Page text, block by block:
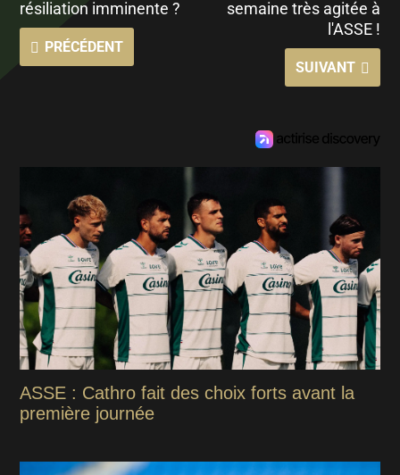
résiliation imminente ?
PRÉCÉDENT
semaine très agitée à
l'ASSE !
SUIVANT
ASSE : Cathro fait des choix forts avant la
première journée